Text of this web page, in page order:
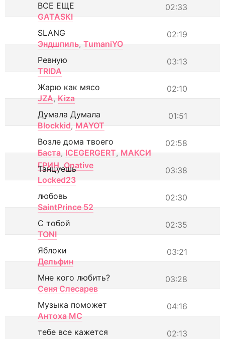
02:33
ВСЕ ЕЩЕ
GATASKI
02:19
SLANG
Эндшпиль, TumaniYO
03:13
Ревную
TRIDA
02:10
Жарю как мясо
JZA, Kiza
01:51
Думала Думала
Blockkid, MAYOT
02:58
Возле дома твоего
Баста, ICEGERGERT, МАКСИ
ГРИН, Onative 03:38
Танцуешь
Locked23
02:30
любовь
SaintPrince 52
02:35
С тобой
TONI
03:21
Яблоки
Дельфин
03:28
Мне кого любить?
Сеня Слесарев
04:16
Музыка поможет
Антоха МС
02:13
тебе все кажется